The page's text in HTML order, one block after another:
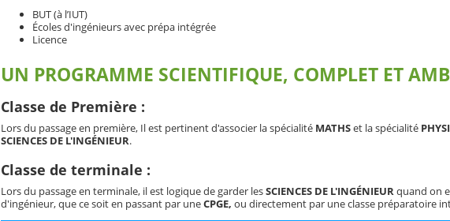
BUT (à l’IUT)
Écoles d'ingénieurs avec prépa intégrée
Licence
UN PROGRAMME SCIENTIFIQUE, COMPLET ET
Classe de Première :
Lors du passage en première, Il est pertinent d'associer la spécialité MATHSet la spécialité
SCIENCES DE L'INGÉNIEUR.
Classe de terminale :
Lors du passage en terminale, il est logique de garder lesSCIENCES DE L'INGÉNIEURquand on
d'ingénieur, que ce soit en passant par uneCPGE, ou directement par une classe préparatoire